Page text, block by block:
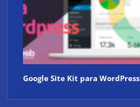
Google Site Kit para WordPress